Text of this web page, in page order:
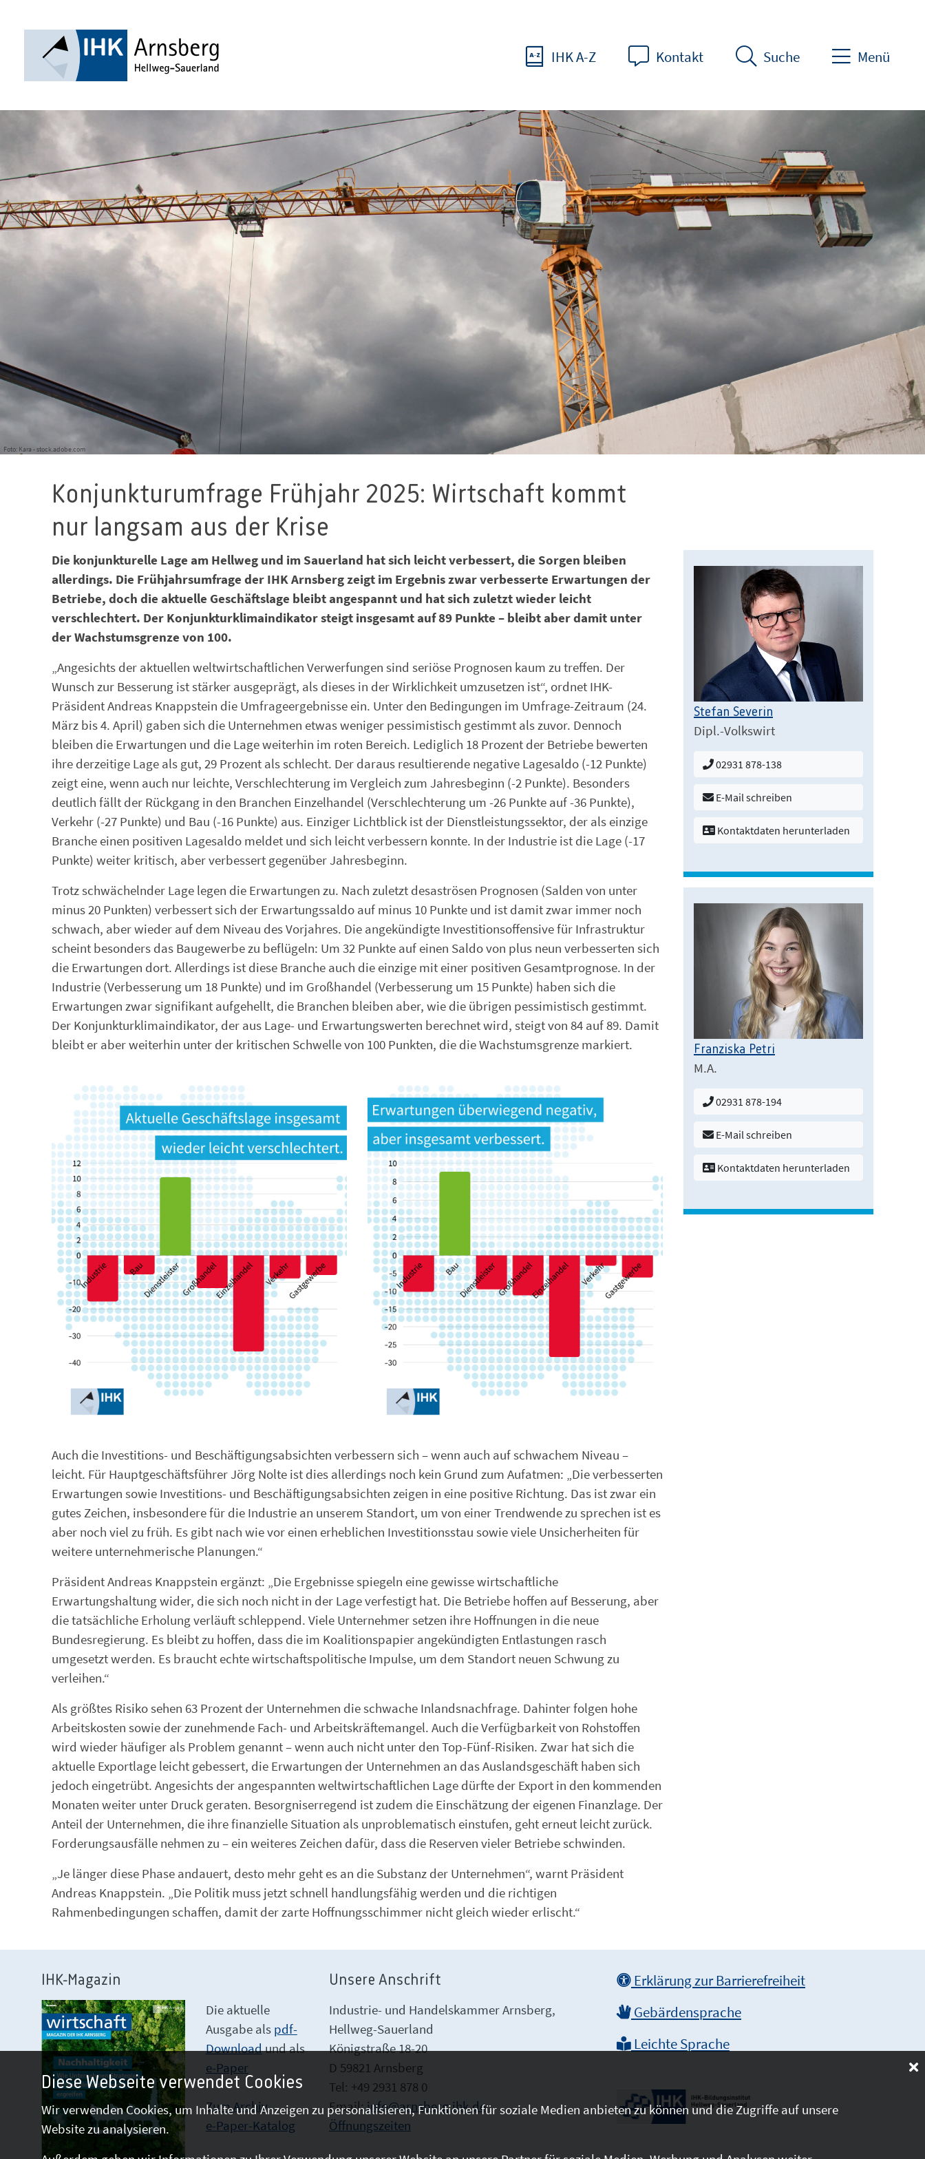
IHK A-Z Kontakt Suche Menü
Foto: Kara - stock.adobe.com
Konjunkturumfrage Frühjahr 2025: Wirtschaft kommt
nur langsam aus der Krise
Die konjunkturelle Lage am Hellweg und im Sauerland hat sich leicht verbessert, die Sorgen bleiben
allerdings. Die Frühjahrsumfrage der IHK Arnsberg zeigt im Ergebnis zwar verbesserte Erwartungen der
Betriebe, doch die aktuelle Geschäftslage bleibt angespannt und hat sich zuletzt wieder leicht
verschlechtert. Der Konjunkturklimaindikator steigt insgesamt auf 89 Punkte – bleibt aber damit unter
der Wachstumsgrenze von 100.
„Angesichts der aktuellen weltwirtschaftlichen Verwerfungen sind seriöse Prognosen kaum zu treffen. Der
Wunsch zur Besserung ist stärker ausgeprägt, als dieses in der Wirklichkeit umzusetzen ist“, ordnet IHK-
Präsident Andreas Knappstein die Umfrageergebnisse ein. Unter den Bedingungen im Umfrage-Zeitraum (24.
März bis 4. April) gaben sich die Unternehmen etwas weniger pessimistisch gestimmt als zuvor. Dennoch
bleiben die Erwartungen und die Lage weiterhin im roten Bereich. Lediglich 18 Prozent der Betriebe bewerten
ihre derzeitige Lage als gut, 29 Prozent als schlecht. Der daraus resultierende negative Lagesaldo (-12 Punkte)
zeigt eine, wenn auch nur leichte, Verschlechterung im Vergleich zum Jahresbeginn (-2 Punkte). Besonders
deutlich fällt der Rückgang in den Branchen Einzelhandel (Verschlechterung um -26 Punkte auf -36 Punkte),
Verkehr (-27 Punkte) und Bau (-16 Punkte) aus. Einziger Lichtblick ist der Dienstleistungssektor, der als einzige
Branche einen positiven Lagesaldo meldet und sich leicht verbessern konnte. In der Industrie ist die Lage (-17
Punkte) weiter kritisch, aber verbessert gegenüber Jahresbeginn.
Trotz schwächelnder Lage legen die Erwartungen zu. Nach zuletzt desaströsen Prognosen (Salden von unter
minus 20 Punkten) verbessert sich der Erwartungssaldo auf minus 10 Punkte und ist damit zwar immer noch
schwach, aber wieder auf dem Niveau des Vorjahres. Die angekündigte Investitionsoffensive für Infrastruktur
scheint besonders das Baugewerbe zu beflügeln: Um 32 Punkte auf einen Saldo von plus neun verbesserten sich
die Erwartungen dort. Allerdings ist diese Branche auch die einzige mit einer positiven Gesamtprognose. In der
Industrie (Verbesserung um 18 Punkte) und im Großhandel (Verbesserung um 15 Punkte) haben sich die
Erwartungen zwar signifikant aufgehellt, die Branchen bleiben aber, wie die übrigen pessimistisch gestimmt.
Der Konjunkturklimaindikator, der aus Lage- und Erwartungswerten berechnet wird, steigt von 84 auf 89. Damit
bleibt er aber weiterhin unter der kritischen Schwelle von 100 Punkten, die die Wachstumsgrenze markiert.
Auch die Investitions- und Beschäftigungsabsichten verbessern sich – wenn auch auf schwachem Niveau –
leicht. Für Hauptgeschäftsführer Jörg Nolte ist dies allerdings noch kein Grund zum Aufatmen: „Die verbesserten
Erwartungen sowie Investitions- und Beschäftigungsabsichten zeigen in eine positive Richtung. Das ist zwar ein
gutes Zeichen, insbesondere für die Industrie an unserem Standort, um von einer Trendwende zu sprechen ist es
aber noch viel zu früh. Es gibt nach wie vor einen erheblichen Investitionsstau sowie viele Unsicherheiten für
weitere unternehmerische Planungen.“
Präsident Andreas Knappstein ergänzt: „Die Ergebnisse spiegeln eine gewisse wirtschaftliche
Erwartungshaltung wider, die sich noch nicht in der Lage verfestigt hat. Die Betriebe hoffen auf Besserung, aber
die tatsächliche Erholung verläuft schleppend. Viele Unternehmer setzen ihre Hoffnungen in die neue
Bundesregierung. Es bleibt zu hoffen, dass die im Koalitionspapier angekündigten Entlastungen rasch
umgesetzt werden. Es braucht echte wirtschaftspolitische Impulse, um dem Standort neuen Schwung zu
verleihen.“
Als größtes Risiko sehen 63 Prozent der Unternehmen die schwache Inlandsnachfrage. Dahinter folgen hohe
Arbeitskosten sowie der zunehmende Fach- und Arbeitskräftemangel. Auch die Verfügbarkeit von Rohstoffen
wird wieder häufiger als Problem genannt – wenn auch nicht unter den Top-Fünf-Risiken. Zwar hat sich die
aktuelle Exportlage leicht gebessert, die Erwartungen der Unternehmen an das Auslandsgeschäft haben sich
jedoch eingetrübt. Angesichts der angespannten weltwirtschaftlichen Lage dürfte der Export in den kommenden
Monaten weiter unter Druck geraten. Besorgniserregend ist zudem die Einschätzung der eigenen Finanzlage. Der
Anteil der Unternehmen, die ihre finanzielle Situation als unproblematisch einstufen, geht erneut leicht zurück.
Forderungsausfälle nehmen zu – ein weiteres Zeichen dafür, dass die Reserven vieler Betriebe schwinden.
„Je länger diese Phase andauert, desto mehr geht es an die Substanz der Unternehmen“, warnt Präsident
Andreas Knappstein. „Die Politik muss jetzt schnell handlungsfähig werden und die richtigen
Rahmenbedingungen schaffen, damit der zarte Hoffnungsschimmer nicht gleich wieder erlischt.“
Stefan Severin
Dipl.-Volkswirt
02931 878-138
E-Mail schreiben
Kontaktdaten herunterladen
Franziska Petri
M.A.
02931 878-194
E-Mail schreiben
Kontaktdaten herunterladen
IHK-Magazin
Die aktuelle
Ausgabe als pdf-
Downloadund als
e-Paper
Zum Archiv
e-Paper-Katalog
Unsere Anschrift
Industrie- und Handelskammer Arnsberg,
Hellweg-Sauerland
Königstraße 18-20
D 59821 Arnsberg
Tel: +49 2931 878 0
Email:info@arnsberg.ihk.de
Öffnungszeiten
Erklärung zur Barrierefreiheit
Gebärdensprache
Leichte Sprache
Diese Webseite verwendet Cookies
Wir verwenden Cookies, um Inhalte und Anzeigen zu personalisieren, Funktionen für soziale Medien anbieten zu können und die Zugriffe auf unsere
Website zu analysieren.